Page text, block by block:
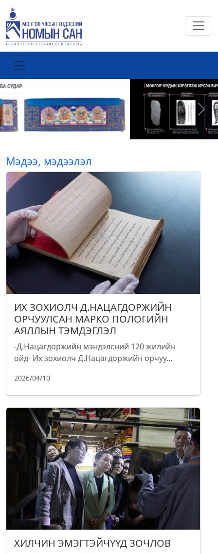
Previous Next
Мэдээ, мэдээлэл
ИХ ЗОХИОЛЧ Д.НАЦАГДОРЖИЙН
ОРЧУУЛСАН МАРКО ПОЛОГИЙН
АЯЛЛЫН ТЭМДЭГЛЭЛ
-Д.Нацагдоржийн мэндэлсний 120 жилийн
ойд- Их зохиолч Д.Нацагдоржийн орчуу...
2026/04/10
ХИЛЧИН ЭМЭГТЭЙЧҮҮД ЗОЧЛОВ